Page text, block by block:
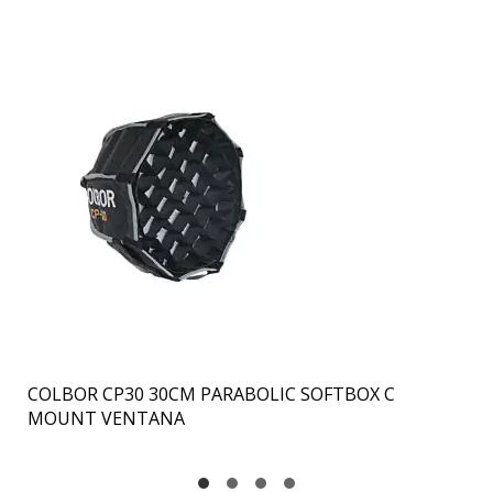
COLBOR CP30 30CM PARABOLIC SOFTBOX C
MOUNT VENTANA